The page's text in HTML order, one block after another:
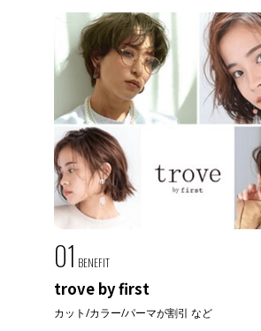
01 BENEFIT
trove by first
カット/カラー/パーマが割引 など